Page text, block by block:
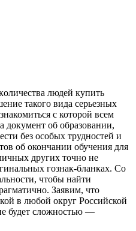
людeй купить
такого вида серьезных
с которой всем
документ об образовании,
без особых трудностей и
об окончании обучения для
других точно не
гознак-бланках. Со
чтобы найти
Заявим, что
в любой округ Российской
будет сложностью —